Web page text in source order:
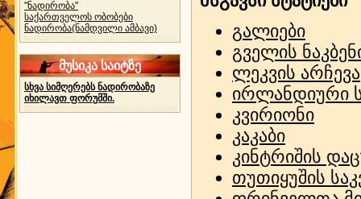
"ნადირობა"
საქართველოს ობობები
ნადირობა(ნამდვილი ამბავი)
მუსიკა საიტზე
სხვა სიმღერებს ნადირობაზე
იხილავთ ფორუმში.
გალიები
გველის
ლეკვის არჩევა
ირლანდიური
კვირიონი
კაკაბი
კინტრიშის
თუთიყუშის